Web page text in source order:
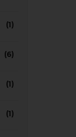
(1)
(6)
(1)
(1)